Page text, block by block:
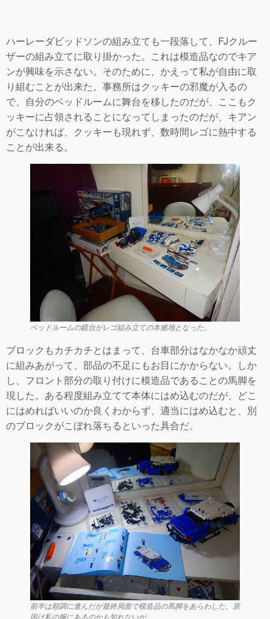
ハーレーダビッドソンの組み立ても一段落して、FJクルー
ザーの組み立てに取り掛かった。これは模造品なのでキア
ンが興味を示さない。そのために、かえって私が自由に取
り組むことが出来た。事務所はクッキーの邪魔が入るの
で、自分のベッドルームに舞台を移したのだが、ここもク
ッキーに占領されることになってしまったのだが、キアン
がこなければ、クッキーも現れず、数時間レゴに熱中する
ことが出来る。
ベッドルームの鏡台がレゴ組み立ての本拠地となった。
ブロックもカチカチとはまって、台車部分はなかなか頑丈
に組みあがって、部品の不足にもお目にかからない。しか
し、フロント部分の取り付けに模造品であることの馬脚を
現した。ある程度組み立てて本体にはめ込むのだが、どこ
にはめればいいのか良くわからず、適当にはめ込むと、別
のブロックがこぼれ落ちるといった具合だ。
前半は順調に進んだが最終局面で模造品の馬脚をあらわした。原
因は私の腕にあるのかも知れないが。